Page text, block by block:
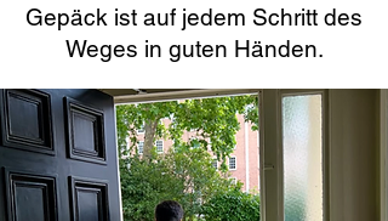
Gepäck ist auf jedem Schritt des
Weges in guten Händen.